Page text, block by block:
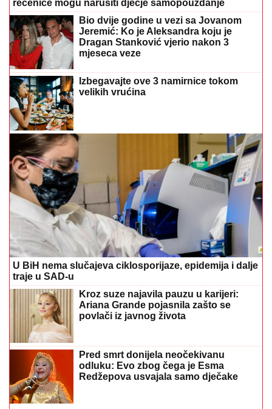
rečenice mogu narušiti dječje samopouzdanje
Bio dvije godine u vezi sa Jovanom
Jeremić: Ko je Aleksandra koju je
Dragan Stanković vjerio nakon 3
mjeseca veze
Izbegavajte ove 3 namirnice tokom
velikih vrućina
U BiH nema slučajeva ciklosporijaze, epidemija i dalje
traje u SAD-u
Kroz suze najavila pauzu u karijeri:
Ariana Grande pojasnila zašto se
povlači iz javnog života
Pred smrt donijela neočekivanu
odluku: Evo zbog čega je Esma
Redžepova usvajala samo dječake